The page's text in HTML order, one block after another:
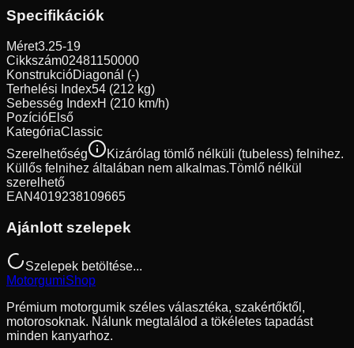
Specifikációk
Méret3.25-19
Cikkszám02481150000
KonstrukcióDiagonál (-)
Terhelési Index54 (212 kg)
Sebesség IndexH (210 km/h)
PozícióElső
KategóriaClassic
Szerelhetőség
Kizárólag tömlő nélküli (tubeless) felnihez.
Küllős felnihez általában nem alkalmas.Tömlő nélkül
szerelhető
EAN4019238109665
Ajánlott szelepek
Szelepek betöltése...
MotorgumiShop
Prémium motorgumik széles választéka, szakértőktől,
motorosoknak. Nálunk megtalálod a tökéletes tapadást
minden kanyarhoz.